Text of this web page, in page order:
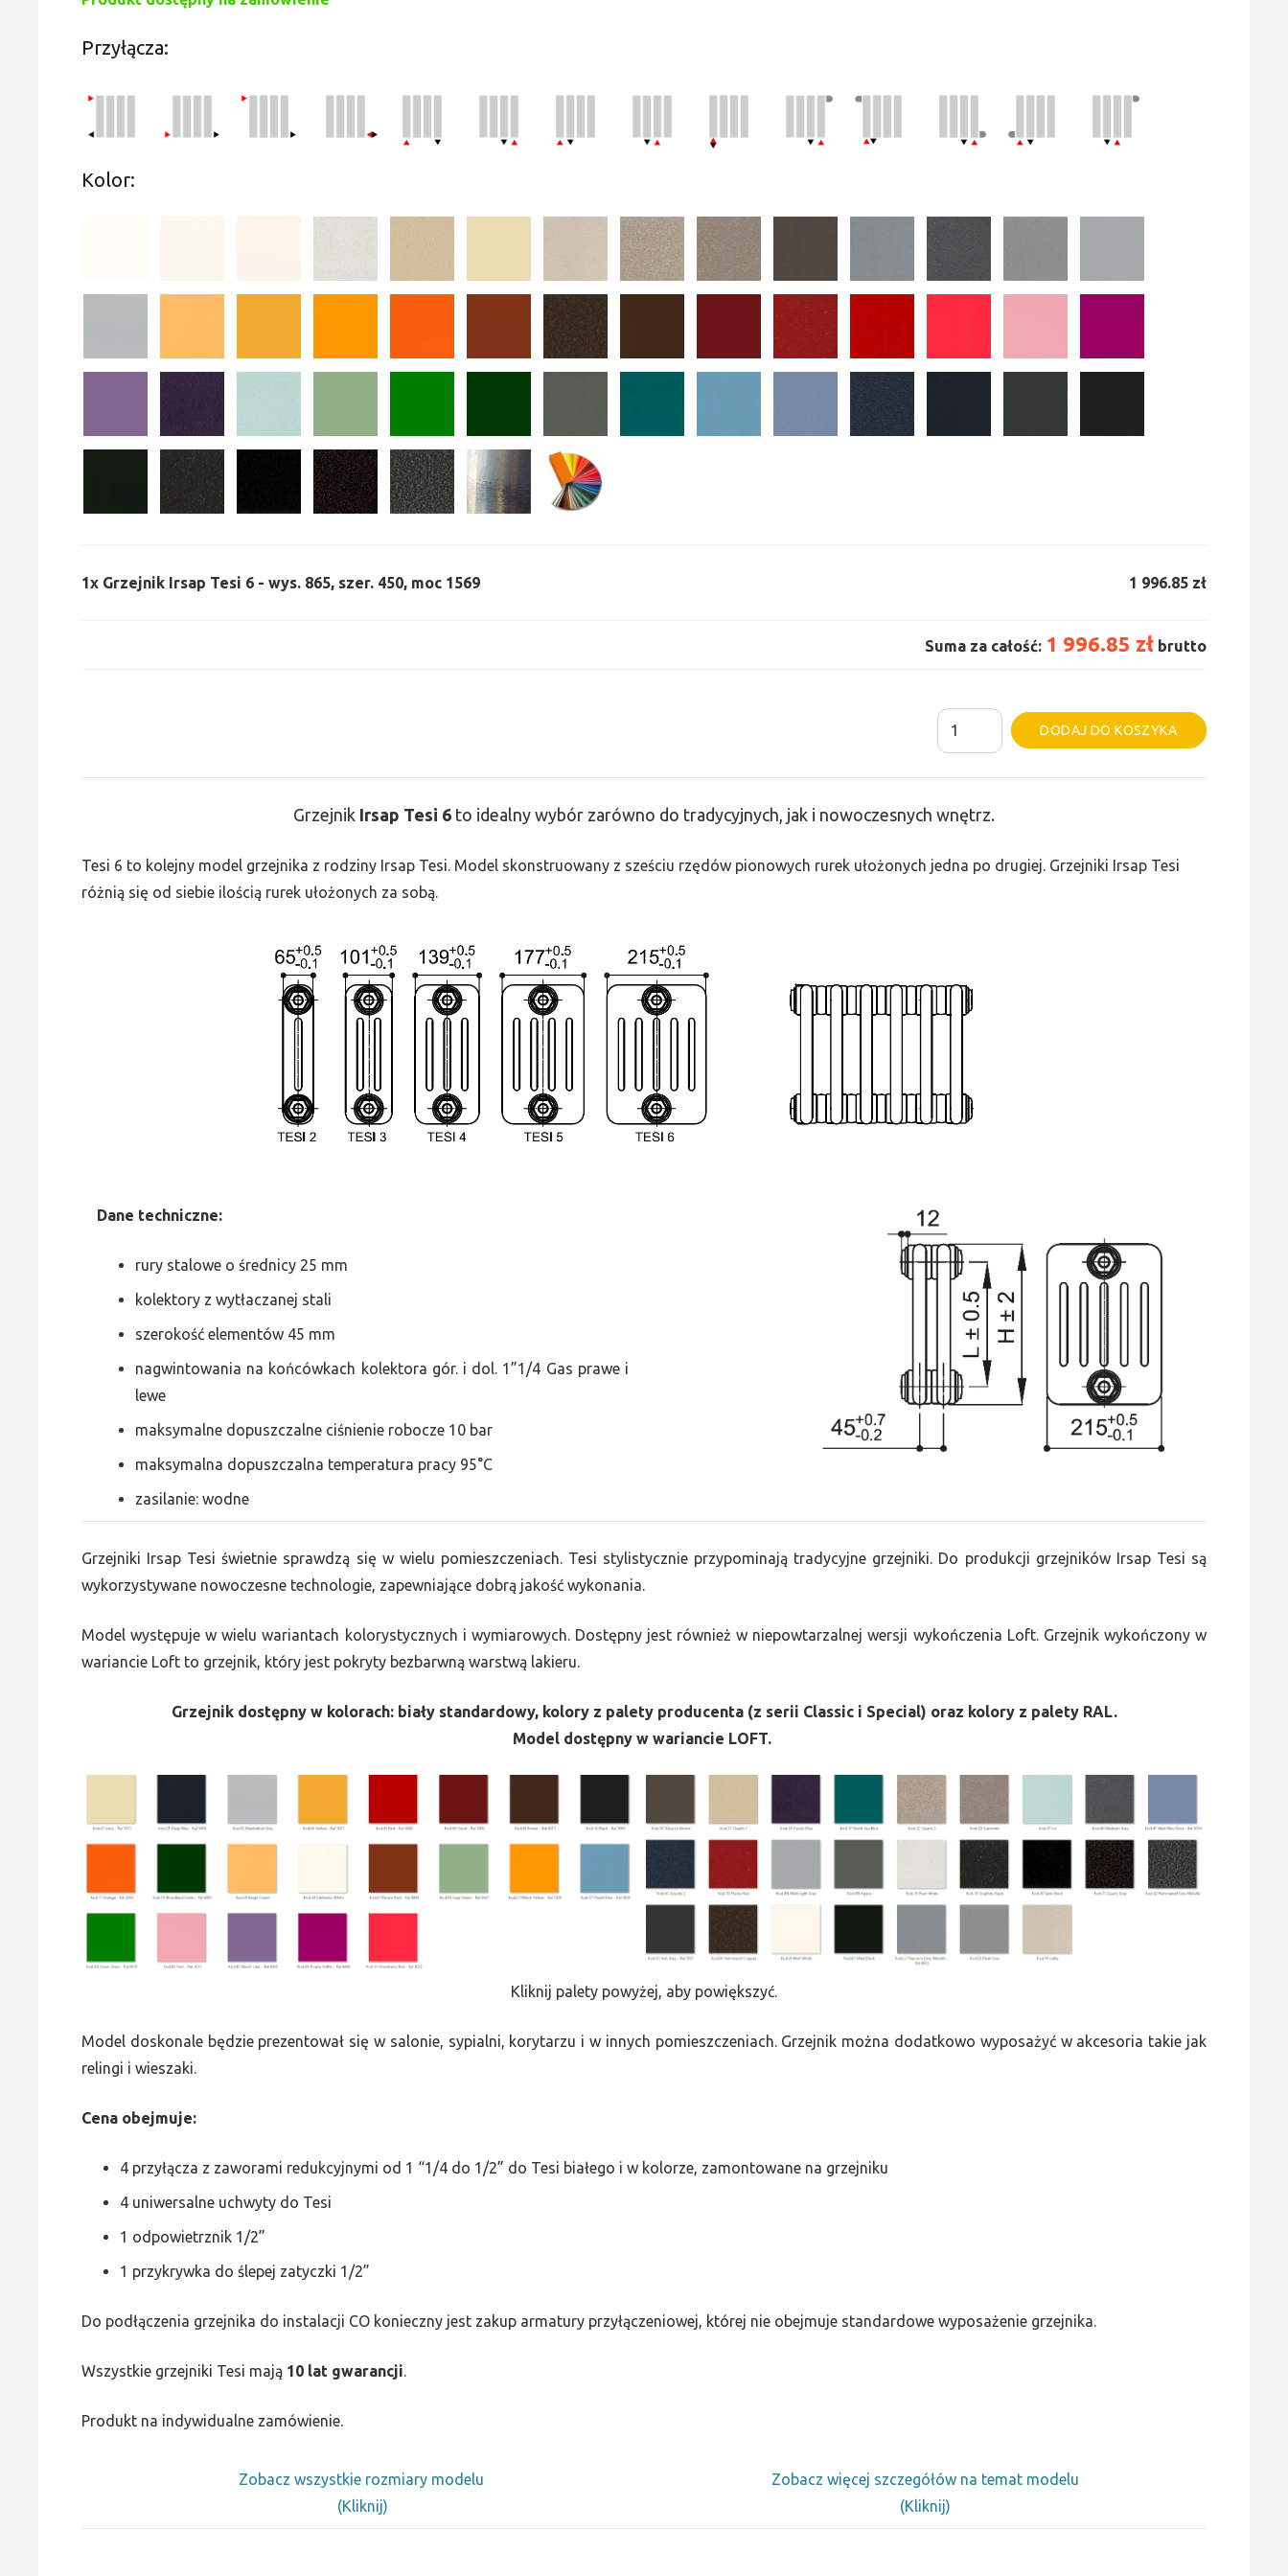
Przyłącza:
Kolor:
1x Grzejnik Irsap Tesi 6 - wys. 865, szer. 450, moc 1569 1 996.85 zł
Suma za całość: 1 996.85 zł brutto
ilość
Grzejnik
moc
1569
DODAJ DO KOSZYKA
Alternative:
Grzejnik Irsap Tesi 6 to idealny wybór zarówno do tradycyjnych, jak i nowoczesnych wnętrz.
Tesi 6 to kolejny model grzejnika z rodziny Irsap Tesi. Model skonstruowany z sześciu rzędów pionowych rurek ułożonych jedna po drugiej. Grzejniki Irsap Tesi
różnią się od siebie ilością rurek ułożonych za sobą.
Dane techniczne:
rury stalowe o średnicy 25 mm
kolektory z wytłaczanej stali
szerokość elementów 45 mm
nagwintowania na końcówkach kolektora gór. i dol. 1”1/4 Gas prawe i
lewe
maksymalne dopuszczalne ciśnienie robocze 10 bar
maksymalna dopuszczalna temperatura pracy 95°C
zasilanie: wodne
Grzejniki Irsap Tesi świetnie sprawdzą się w wielu pomieszczeniach. Tesi stylistycznie przypominają tradycyjne grzejniki. Do produkcji grzejników Irsap Tesi są
wykorzystywane nowoczesne technologie, zapewniające dobrą jakość wykonania.
Model występuje w wielu wariantach kolorystycznych i wymiarowych. Dostępny jest również w niepowtarzalnej wersji wykończenia Loft. Grzejnik wykończony w
wariancie Loft to grzejnik, który jest pokryty bezbarwną warstwą lakieru.
Grzejnik dostępny w kolorach: biały standardowy, kolory z palety producenta (z serii Classic i Special) oraz kolory z palety RAL.
Model dostępny w wariancie LOFT.
Kliknij palety powyżej, aby powiększyć.
Model doskonale będzie prezentował się w salonie, sypialni, korytarzu i w innych pomieszczeniach. Grzejnik można dodatkowo wyposażyć w akcesoria takie jak
relingi i wieszaki.
Cena obejmuje:
4 przyłącza z zaworami redukcyjnymi od 1 “1/4 do 1/2” do Tesi białego i w kolorze, zamontowane na grzejniku
4 uniwersalne uchwyty do Tesi
1 odpowietrznik 1/2”
1 przykrywka do ślepej zatyczki 1/2”
Do podłączenia grzejnika do instalacji CO konieczny jest zakup armatury przyłączeniowej, której nie obejmuje standardowe wyposażenie grzejnika.
Wszystkie grzejniki Tesi mają 10 lat gwarancji.
Produkt na indywidualne zamówienie.
Zobacz wszystkie rozmiary modelu
(Kliknij)
Zobacz więcej szczegółów na temat modelu
(Kliknij)